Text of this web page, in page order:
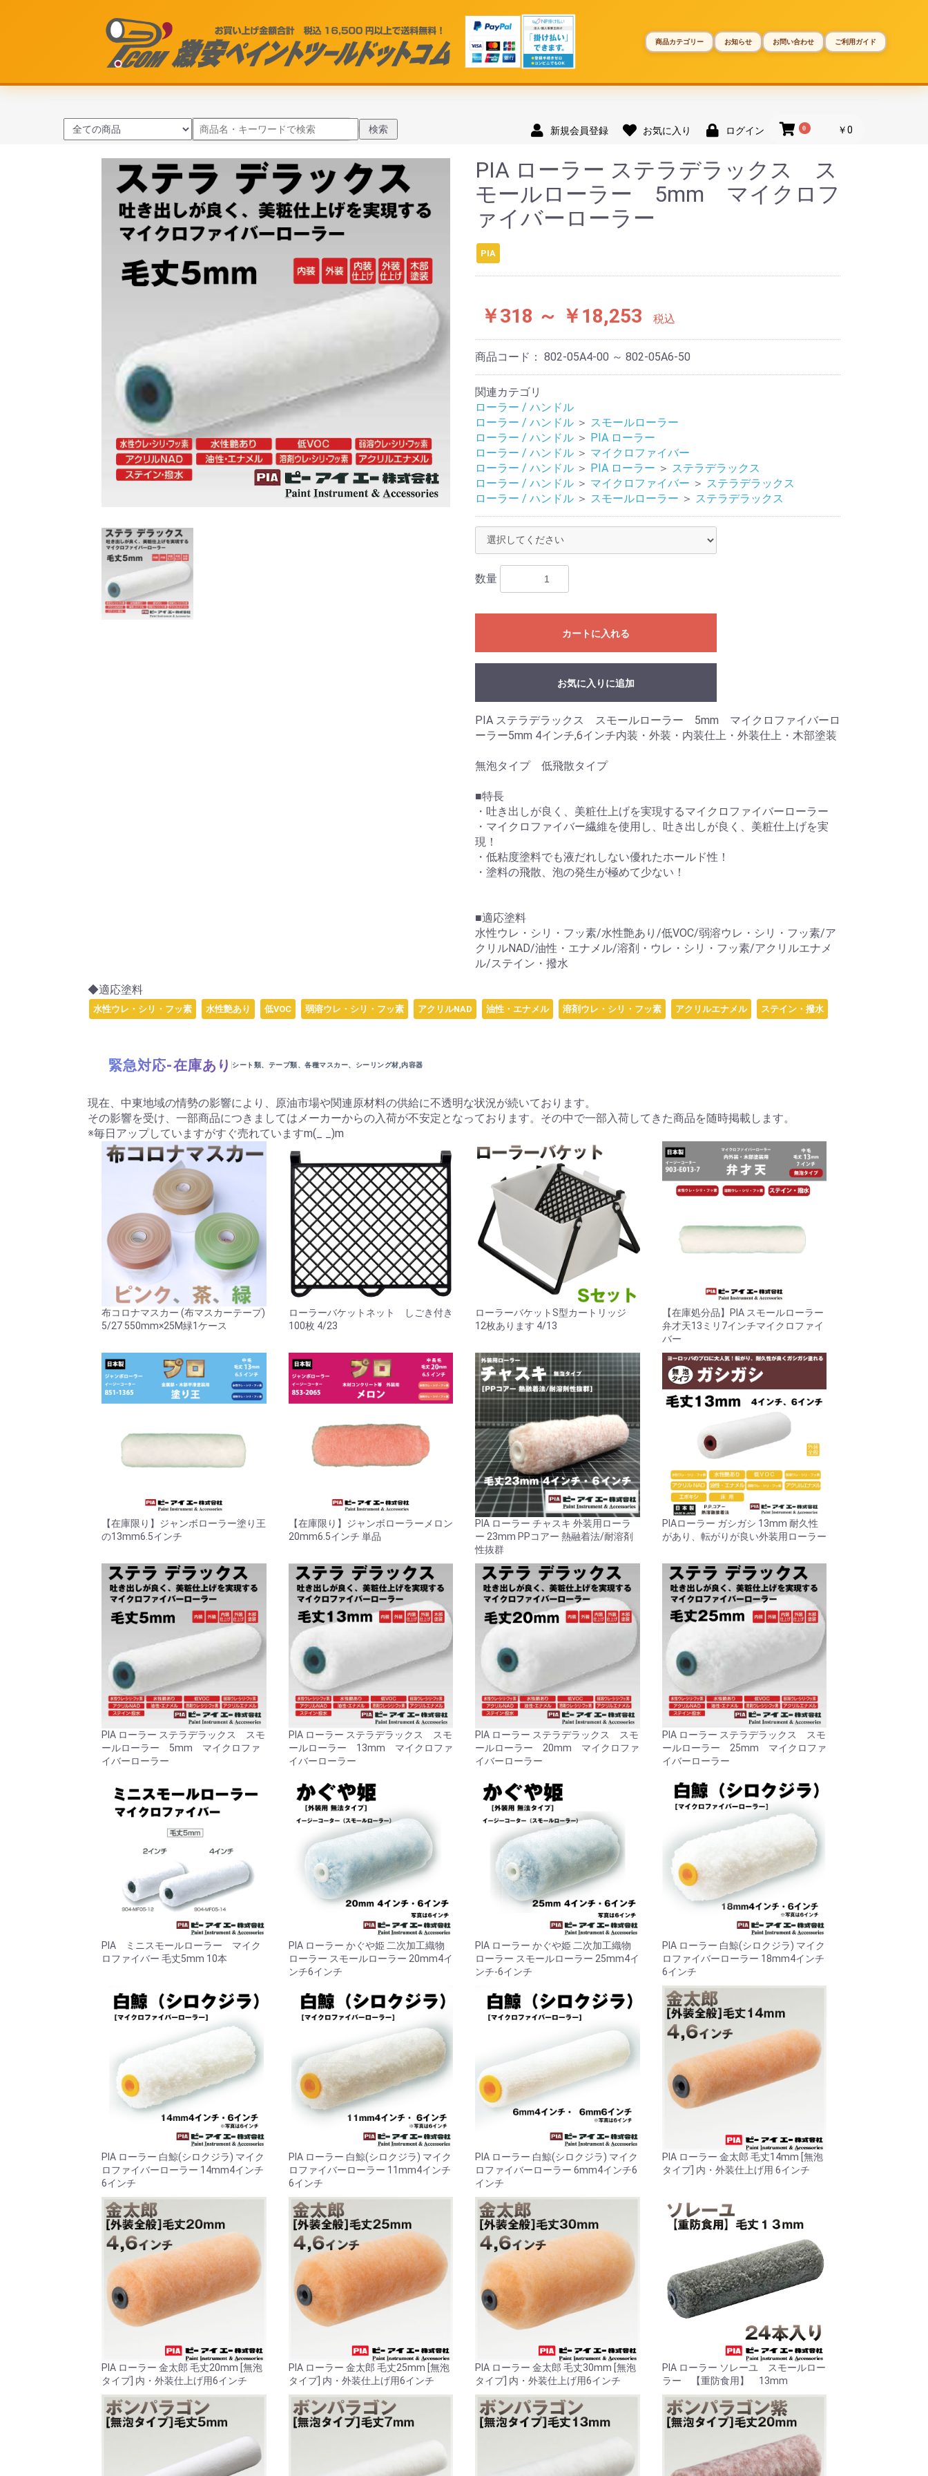
商品カテゴリー お知らせ お問い合わせ ご利用ガイド
検索 新規会員登録 お気に入り ログイン 0 ￥0
PIA ローラー ステラデラックス ス
モールローラー 5mm マイクロフ
ァイバーローラー
PIA
￥318 ～ ￥18,253 税込
商品コード： 802-05A4-00 ～ 802-05A6-50
関連カテゴリ
ローラー / ハンドル
ローラー / ハンドル ＞ スモールローラー
ローラー / ハンドル ＞ PIA ローラー
ローラー / ハンドル ＞ マイクロファイバー
ローラー / ハンドル ＞ PIA ローラー ＞ ステラデラックス
ローラー / ハンドル ＞ マイクロファイバー ＞ ステラデラックス
ローラー / ハンドル ＞ スモールローラー ＞ ステラデラックス
数量
カートに入れる
お買い物を続ける カートへ進む
お気に入りに追加
PIA ステラデラックス スモールローラー 5mm マイクロファイバーロ
ーラー5mm 4インチ,6インチ内装・外装・内装仕上・外装仕上・木部塗装
無泡タイプ 低飛散タイプ
■特長
・吐き出しが良く、美粧仕上げを実現するマイクロファイバーローラー
・マイクロファイバー繊維を使用し、吐き出しが良く、美粧仕上げを実
現！
・低粘度塗料でも液だれしない優れたホールド性！
・塗料の飛散、泡の発生が極めて少ない！
■適応塗料
水性ウレ・シリ・フッ素/水性艶あり/低VOC/弱溶ウレ・シリ・フッ素/ア
クリルNAD/油性・エナメル/溶剤・ウレ・シリ・フッ素/アクリルエナメ
ル/ステイン・撥水
◆適応塗料
水性ウレ・シリ・フッ素 水性艶あり 低VOC 弱溶ウレ・シリ・フッ素 アクリルNAD 油性・エナメル 溶剤ウレ・シリ・フッ素 アクリルエナメル ステイン・撥水
緊急対応-在庫あり シート類、テープ類、各種マスカー、シーリング材,内容器
現在、中東地域の情勢の影響により、原油市場や関連原材料の供給に不透明な状況が続いております。
その影響を受け、一部商品につきましてはメーカーからの入荷が不安定となっております。その中で一部入荷してきた商品を随時掲載します。
※毎日アップしていますがすぐ売れていますm(_ _)m
布コロナマスカー (布マスカーテープ)
5/27 550mm×25M緑1ケース
ローラーバケットネット しごき付き
100枚 4/23
ローラーバケットS型カートリッジ
12枚あります 4/13
【在庫処分品】PIA スモールローラー
弁才天13ミリ7インチマイクロファイ
バー
【在庫限り】ジャンボローラー塗り王
の13mm6.5インチ
【在庫限り】ジャンボローラーメロン
20mm6.5インチ 単品
PIA ローラー チャスキ 外装用ローラ
ー 23mm PPコアー 熱融着法/耐溶剤
性抜群
PIAローラー ガシガシ 13mm 耐久性
があり、転がりが良い外装用ローラー
PIA ローラー ステラデラックス スモ
ールローラー 5mm マイクロファ
イバーローラー
PIA ローラー ステラデラックス スモ
ールローラー 13mm マイクロファ
イバーローラー
PIA ローラー ステラデラックス スモ
ールローラー 20mm マイクロファ
イバーローラー
PIA ローラー ステラデラックス スモ
ールローラー 25mm マイクロファ
イバーローラー
PIA ミニスモールローラー マイク
ロファイバー 毛丈5mm 10本
PIA ローラー かぐや姫 二次加工織物
ローラー スモールローラー 20mm4イ
ンチ6インチ
PIA ローラー かぐや姫 二次加工織物
ローラー スモールローラー 25mm4イ
ンチ-6インチ
PIA ローラー 白鯨(シロクジラ) マイク
ロファイバーローラー 18mm4インチ
6インチ
PIA ローラー 白鯨(シロクジラ) マイク
ロファイバーローラー 14mm4インチ
6インチ
PIA ローラー 白鯨(シロクジラ) マイク
ロファイバーローラー 11mm4インチ
6インチ
PIA ローラー 白鯨(シロクジラ) マイク
ロファイバーローラー 6mm4インチ6
インチ
PIA ローラー 金太郎 毛丈14mm [無泡
タイプ] 内・外装仕上げ用 6インチ
PIA ローラー 金太郎 毛丈20mm [無泡
タイプ] 内・外装仕上げ用6インチ
PIA ローラー 金太郎 毛丈25mm [無泡
タイプ] 内・外装仕上げ用6インチ
PIA ローラー 金太郎 毛丈30mm [無泡
タイプ] 内・外装仕上げ用6インチ
PIA ローラー ソレーユ スモールロー
ラー 【重防食用】 13mm